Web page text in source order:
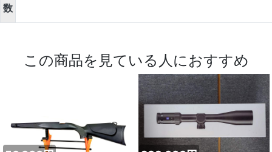
数
この商品を見ている人におすすめ